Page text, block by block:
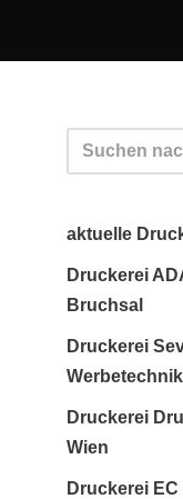
aktuelle
Druckerei
Bruchsal
Druckerei
Druckerei
Wien
Druckerei